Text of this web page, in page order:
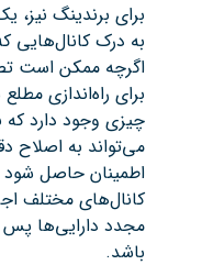
برای برندینگ نیز،
به درک کانال‌هایی
اگرچه ممکن است
برای راه‌اندازی
چیزی وجود دارد که
می‌تواند به اصلاح
اطمینان حاصل شود
کانال‌های مختلف
مجدد دارایی‌ها پس
باشد.